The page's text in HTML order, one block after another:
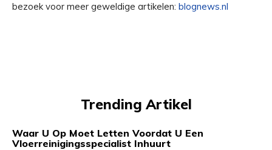
bezoek voor meer geweldige artikelen: blognews.nl
Trending Artikel
Waar U Op Moet Letten Voordat U Een
Vloerreinigingsspecialist Inhuurt